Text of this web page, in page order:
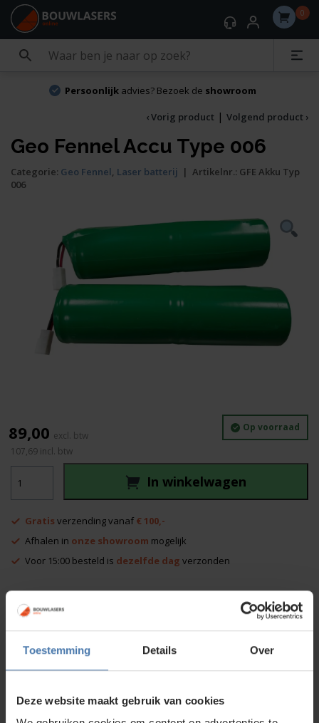
Toestemming Details Over
Deze website maakt gebruik van cookies
0
Persoonlijkadvies? Bezoek de showroom
‹ Vorig product | Volgend product ›
Geo Fennel Accu Type 006
Categorie: Geo Fennel, Laser batterij | Artikelnr.: GFE Akku Typ
006
Op voorraad
Fennel
Accu
006
aantal
107,69 incl. btw
In winkelwagen
89,00
Gratis verzending vanaf € 100,-
Afhalen in onze showroom mogelijk
Voor 15:00 besteld is dezelfde dag verzonden
Productinformatie
Service en kalibratie